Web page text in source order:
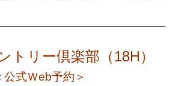
トリー倶楽部（18H）
公式Ｗeb予約＞